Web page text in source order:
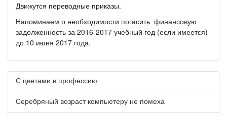
Движутся переводные приказы.
Напоминаем о необходимости погасить финансовую
задолженность за 2016-2017 учебный год (если имеется)
до 10 июня 2017 года.
С цветами в профессию
Серебряный возраст компьютеру не помеха